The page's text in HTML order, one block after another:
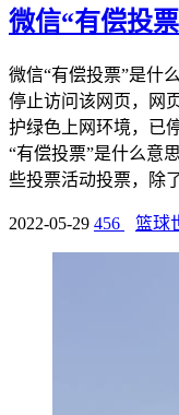
微信“有偿投
微信“有偿投票”是什
停止访问该网页，网
护绿色上网环境，已
“有偿投票”是什么意
些投票活动投票，除
2022-05-29 456 篮球